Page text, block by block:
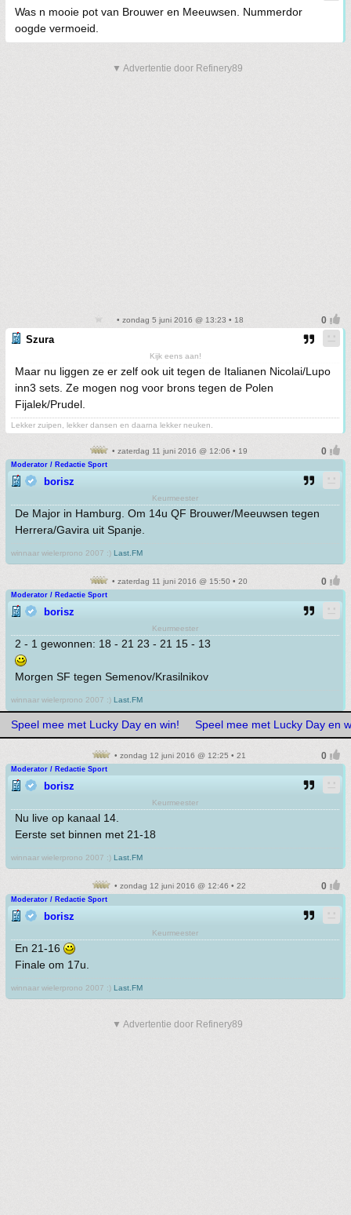
Was n mooie pot van Brouwer en Meeuwsen. Nummerdor
oogde vermoeid.
▼ Advertentie door Refinery89
• zondag 5 juni 2016 @ 13:23 • 18
Szura
Kijk eens aan!
Maar nu liggen ze er zelf ook uit tegen de Italianen Nicolai/Lupo
inn3 sets. Ze mogen nog voor brons tegen de Polen
Fijalek/Prudel.
Lekker zuipen, lekker dansen en daarna lekker neuken.
• zaterdag 11 juni 2016 @ 12:06 • 19
Moderator / Redactie Sport
borisz
Keurmeester
De Major in Hamburg. Om 14u QF Brouwer/Meeuwsen tegen
Herrera/Gavira uit Spanje.
winnaar wielerprono 2007 :) Last.FM
• zaterdag 11 juni 2016 @ 15:50 • 20
Moderator / Redactie Sport
borisz
Keurmeester
2 - 1 gewonnen: 18 - 21 23 - 21 15 - 13
Morgen SF tegen Semenov/Krasilnikov
winnaar wielerprono 2007 :) Last.FM
Speel mee met Lucky Day en win! Speel mee met Lucky Day en
• zondag 12 juni 2016 @ 12:25 • 21
Moderator / Redactie Sport
borisz
Keurmeester
Nu live op kanaal 14.
Eerste set binnen met 21-18
winnaar wielerprono 2007 :) Last.FM
• zondag 12 juni 2016 @ 12:46 • 22
Moderator / Redactie Sport
borisz
Keurmeester
En 21-16
Finale om 17u.
winnaar wielerprono 2007 :) Last.FM
▼ Advertentie door Refinery89